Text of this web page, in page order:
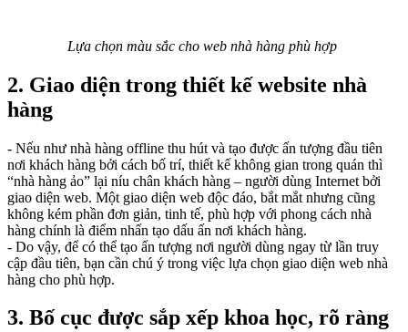
Lựa chọn màu sắc cho web nhà hàng phù hợp
2. Giao diện trong thiết kế website nhà
hàng
- Nếu như nhà hàng offline thu hút và tạo được ấn tượng đầu tiên
nơi khách hàng bởi cách bố trí, thiết kế không gian trong quán thì
“nhà hàng ảo” lại níu chân khách hàng – người dùng Internet bởi
giao diện web. Một giao diện web độc đáo, bắt mắt nhưng cũng
không kém phần đơn giản, tinh tế, phù hợp với phong cách nhà
hàng chính là điểm nhấn tạo dấu ấn nơi khách hàng.
- Do vậy, để có thể tạo ấn tượng nơi người dùng ngay từ lần truy
cập đầu tiên, bạn cần chú ý trong việc lựa chọn giao diện web nhà
hàng cho phù hợp.
3. Bố cục được sắp xếp khoa học, rõ ràng